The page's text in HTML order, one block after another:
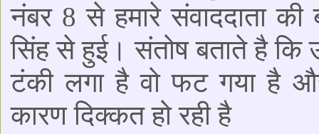
नंबर 8 से हमारे संवाददाता की
सिंह से हुई। संतोष बताते है कि
टंकी लगा है वो फट गया है
कारण दिक्कत हो रही है